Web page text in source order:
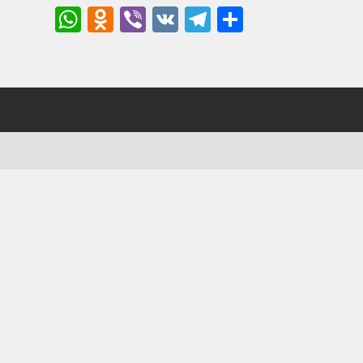
WhatsApp
Odnoklassniki
Viber
VK Telegram